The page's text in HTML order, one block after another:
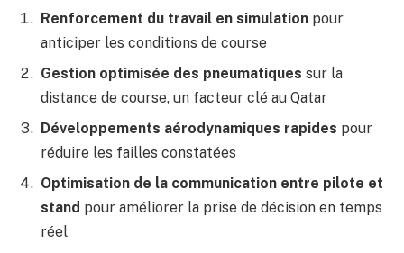
Renforcement du travail en simulation pour
anticiper les conditions de course
Gestion optimisée des pneumatiques sur la
distance de course, un facteur clé au Qatar
Développements aérodynamiques rapides pour
réduire les failles constatées
Optimisation de la communication entre pilote et
stand pour améliorer la prise de décision en temps
réel